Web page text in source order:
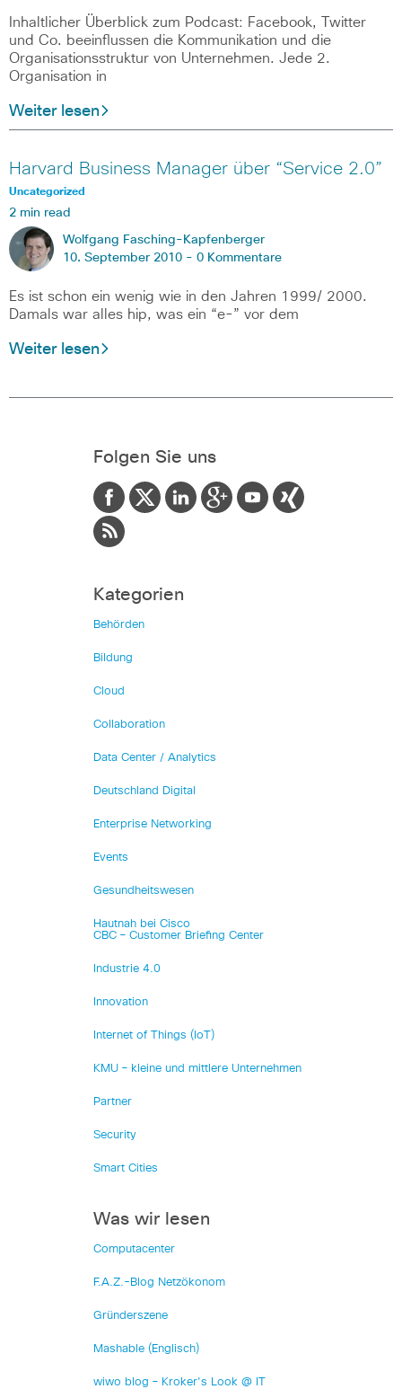
Inhaltlicher Überblick zum Podcast: Facebook, Twitter
und Co. beeinflussen die Kommunikation und die
Organisationsstruktur von Unternehmen. Jede 2.
Organisation in
Weiter lesen
Harvard Business Manager über “Service 2.0”
Uncategorized
2 min read
Wolfgang Fasching-Kapfenberger
10. September 2010 - 0 Kommentare
Es ist schon ein wenig wie in den Jahren 1999/ 2000.
Damals war alles hip, was ein “e-” vor dem
Weiter lesen
Folgen Sie uns
Kategorien
Behörden
Bildung
Cloud
Collaboration
Data Center / Analytics
Deutschland Digital
Enterprise Networking
Events
Gesundheitswesen
Hautnah bei Cisco
CBC – Customer Briefing Center
Industrie 4.0
Innovation
Internet of Things (IoT)
KMU – kleine und mittlere Unternehmen
Partner
Security
Smart Cities
Was wir lesen
Computacenter
F.A.Z.-Blog Netzökonom
Gründerszene
Mashable (Englisch)
wiwo blog – Kroker's Look @ IT